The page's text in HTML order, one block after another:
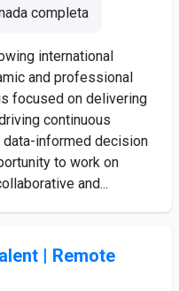
completa
international
and professional
focused on delivering
continuous
informed decision
to work on
and...
| Remote